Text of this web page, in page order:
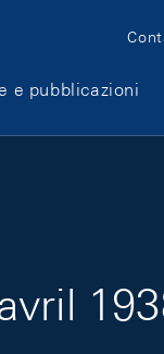
e pubblicazioni